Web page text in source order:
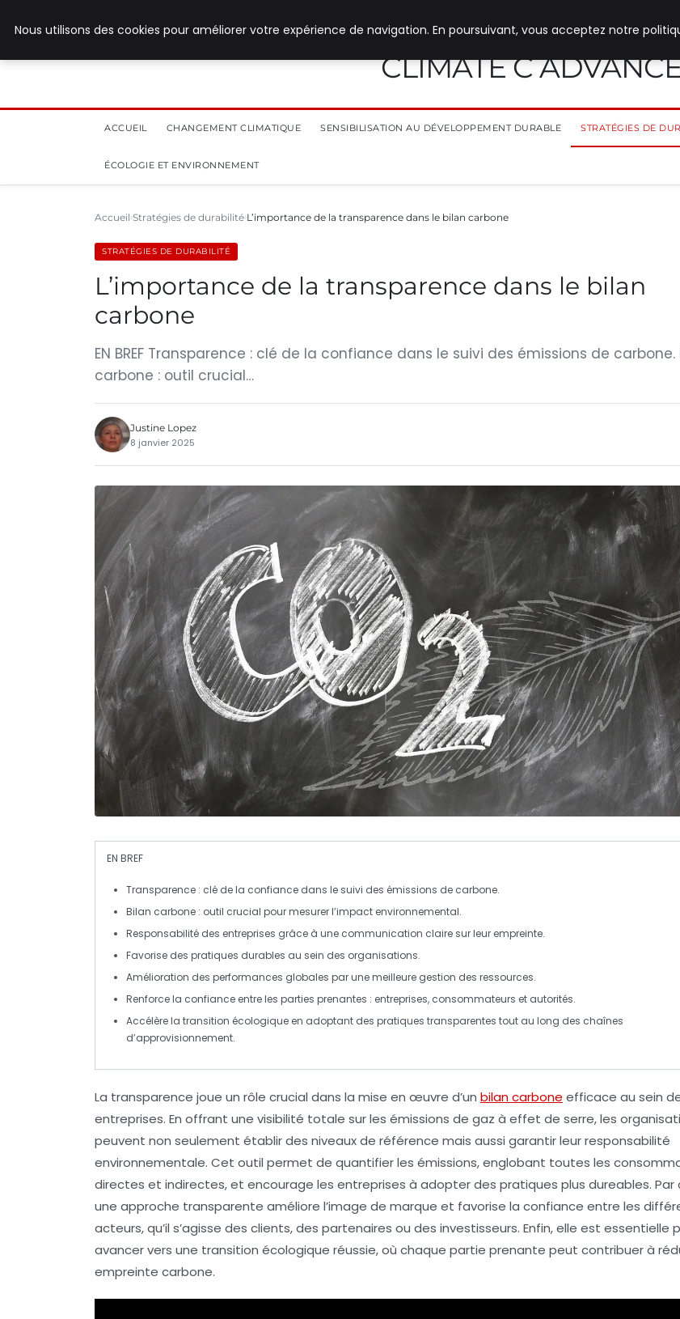
CLIMATE C
ACCUEIL CHANGEMENT CLIMATIQUE SENSIBILISATION AU DÉVELOPPEMENT DURABLE STRATÉGIES DE
ÉCOLOGIE ET ENVIRONNEMENT
Accueil Stratégies de durabilité L’importance de la transparence dans le bilan carbone
STRATÉGIES DE DURABILITÉ
L’importance de la transparence dans le bilan
carbone
EN BREF Transparence : clé de la confiance dans le suivi des émissions de carbone.
carbone : outil crucial…
Justine Lopez
8 janvier 2025
EN BREF
Transparence : clé de la confiance dans le suivi des émissions de carbone.
Bilan carbone : outil crucial pour mesurer l’impact environnemental.
Responsabilité des entreprises grâce à une communication claire sur leur empreinte.
Favorise des pratiques durables au sein des organisations.
Amélioration des performances globales par une meilleure gestion des ressources.
Renforce la confiance entre les parties prenantes : entreprises, consommateurs et autorités.
Accélère la transition écologique en adoptant des pratiques transparentes tout au long des chaînes
d’approvisionnement.
La transparence joue un rôle crucial dans la mise en œuvre d’un bilan carbone efficace au sein
entreprises. En offrant une visibilité totale sur les émissions de gaz à effet de serre, les
peuvent non seulement établir des niveaux de référence mais aussi garantir leurresponsabilité
environnementale. Cet outil permet de quantifier les émissions, englobant toutes les
directes et indirectes, et encourage les entreprises à adopter des pratiques plus dureables. Par
une approche transparente améliore l’image de marque et favorise la confiance entre les
acteurs, qu’il s’agisse des clients, des partenaires ou des investisseurs. Enfin, elle est essentielle
avancer vers une transition écologique réussie, où chaque partie prenante peut contribuer à
empreinte carbone.
Nous utilisons des cookies pour améliorer votre expérience de navigation. En poursuivant, vous acceptez notre